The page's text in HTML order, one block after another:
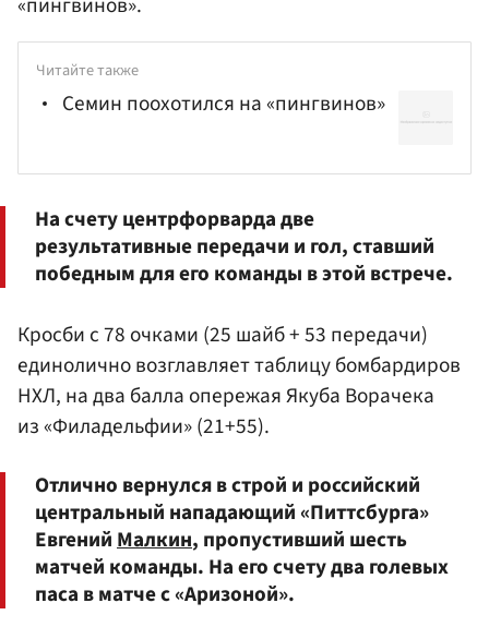
Читайте также
Семин поохотился на «пингвинов»
На счету центрфорварда две
результативные передачи и гол, ставший
победным для его команды в этой встрече.
Кросби с 78 очками (25 шайб + 53 передачи)
единолично возглавляет таблицу бомбардиров
НХЛ, на два балла опережая Якуба Ворачека
из «Филадельфии» (21+55).
Отлично вернулся в строй и российский
центральный нападающий «Питтсбурга»
ЕвгенийМалкин, пропустивший шесть
матчей команды. На его счету два голевых
паса в матче с «Аризоной».